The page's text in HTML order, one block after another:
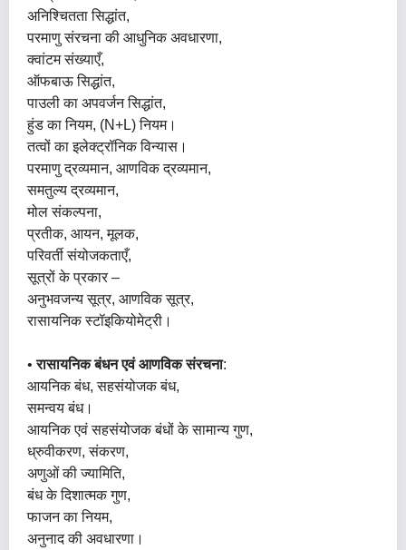
अनिश्चितता सिद्धांत,
परमाणु संरचना की आधुनिक अवधारणा,
क्वांटम संख्याएँ,
ऑफबाऊ सिद्धांत,
पाउली का अपवर्जन सिद्धांत,
हुंड का नियम, (n+l) नियम।
तत्वों का इलेक्ट्रॉनिक विन्यास।
परमाणु द्रव्यमान, आणविक द्रव्यमान,
समतुल्य द्रव्यमान,
मोल संकल्पना,
प्रतीक, आयन, मूलक,
परिवर्ती संयोजकताएँ,
सूत्रों के प्रकार –
अनुभवजन्य सूत्र, आणविक सूत्र,
रासायनिक स्टॉइकियोमेट्री।
•रासायनिक बंधन एवं आणविक संरचना:
आयनिक बंध, सहसंयोजक बंध,
समन्वय बंध।
आयनिक एवं सहसंयोजक बंधों के सामान्य गुण,
ध्रुवीकरण, संकरण,
अणुओं की ज्यामिति,
बंध के दिशात्मक गुण,
फाजन का नियम,
अनुनाद की अवधारणा।